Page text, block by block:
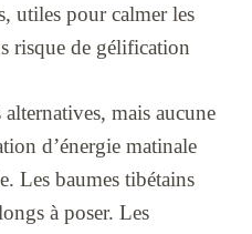
utiles pour calmer les
risque de gélification
alternatives, mais aucune
d’énergie matinale
Les baumes tibétains
à poser. Les